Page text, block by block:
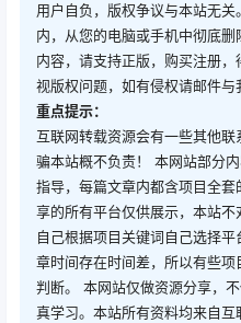
用户自负，版权争议与本站无
内，从您的电脑或手机中彻底
内容，请支持正版，购买注册
视版权问题，如有侵权请邮件与
重点提示：
互联网转载资源会有一些其他
骗本站概不负责！ 本网站部分
指导，每篇文章内都含项目全
享的所有平台仅供展示，本站
自己根据项目关键词自己选择
章时间存在时间差，所以有些
判断。 本网站仅做资源分享，
真学习。本站所有资料均来自